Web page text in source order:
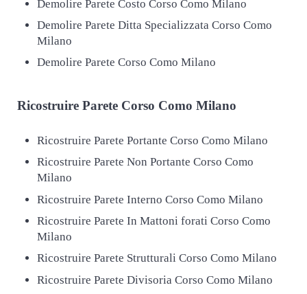
Demolire Parete Costo Corso Como Milano
Demolire Parete Ditta Specializzata Corso Como
Milano
Demolire Parete Corso Como Milano
RicostruireParete Corso Como Milano
Ricostruire Parete Portante Corso Como Milano
Ricostruire Parete Non Portante Corso Como
Milano
Ricostruire Parete Interno Corso Como Milano
Ricostruire Parete In Mattoni forati Corso Como
Milano
Ricostruire Parete Strutturali Corso Como Milano
Ricostruire Parete Divisoria Corso Como Milano